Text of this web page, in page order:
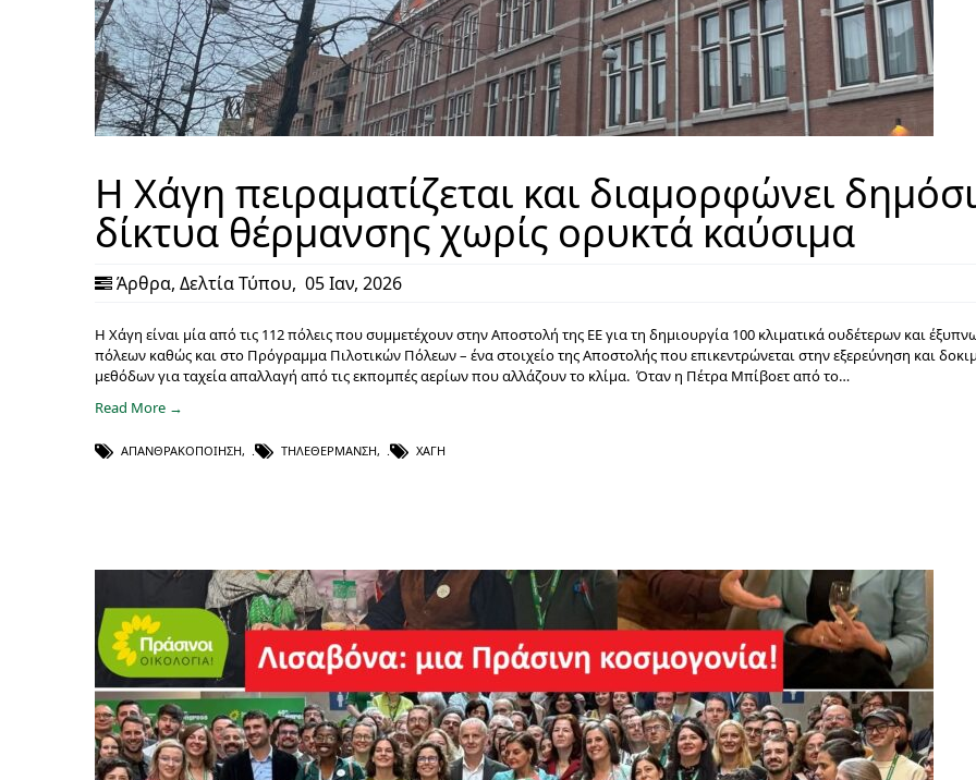
Η Χάγη πειραματίζεται και διαμορφώνει
δίκτυα θέρμανσης χωρίς ορυκτά καύσιμα
Άρθρα, Δελτία Τύπου, 05 Ιαν, 2026
Η Χάγη είναι μία από τις 112 πόλεις που συμμετέχουν στην Αποστολή της ΕΕ για τη δημιουργία 100 κλιματικά ουδέτερων και
πόλεων καθώς και στο Πρόγραμμα Πιλοτικών Πόλεων – ένα στοιχείο της Αποστολής που επικεντρώνεται στην εξερεύνηση και
μεθόδων για ταχεία απαλλαγή από τις εκπομπές αερίων που αλλάζουν το κλίμα. Όταν η Πέτρα Μπίβοετ από το…
Read More →
ΑΠΑΝΘΡΑΚΟΠΟΊΗΣΗ, ΤΗΛΕΘΈΡΜΑΝΣΗ, ΧΆΓΗ